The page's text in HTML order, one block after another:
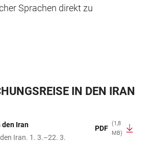
Sprachen direkt zu
IN DEN IRAN
den Iran
Iran. 1. 3.–22. 3.
PDF
(1,8
MB)